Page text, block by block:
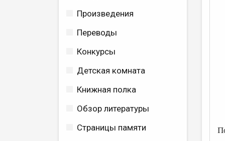
Произведения
Переводы
Конкурсы
Детская комната
Книжная полка
Обзор литературы
Страницы памяти